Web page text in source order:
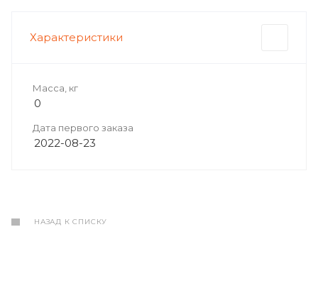
Характеристики
Масса, кг
0
Дата первого заказа
2022-08-23
НАЗАД К СПИСКУ